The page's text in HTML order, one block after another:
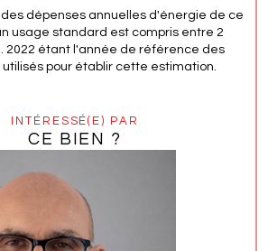
dépenses annuelles d'énergie de ce
usage standard est compris entre 2
. 2022 étant l'année de référence des
pour établir cette estimation.
INTÉRESSÉ(E) PAR
CE BIEN ?